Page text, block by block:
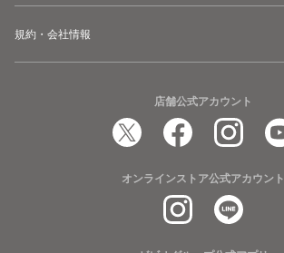
規約・会社情報
店舗公式アカウント
オンラインストア公式アカウント